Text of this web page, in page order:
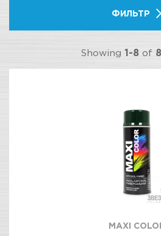
ФИЛЬТР
Showing 1-8of 8
MAXI